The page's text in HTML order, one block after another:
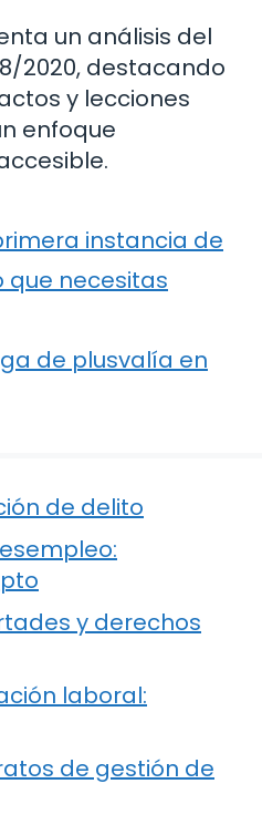
un análisis del
2020, destacando
y lecciones
enfoque
instancia de
que necesitas
de plusvalía en
de delito
y derechos
laboral:
de gestión de